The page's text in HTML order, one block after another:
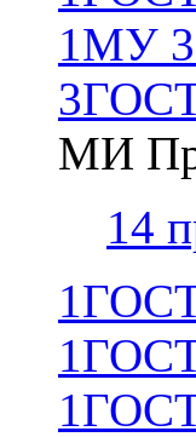
1МУ
3
МИ
14
1
1
1